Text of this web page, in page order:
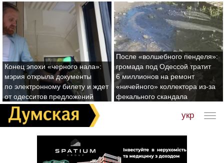
Конец эпохи «черного нала»:
мэрия открыла документы
по электронному билету и ждет
от одесситов предложений
После «волшебного пенделя»:
громада под Одессой тратит
6 миллионов на ремонт
«ничейного» коллектора из-за
фекального скандала
укр